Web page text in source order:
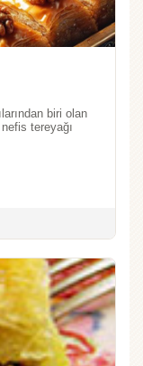
biri olan
tereyağı